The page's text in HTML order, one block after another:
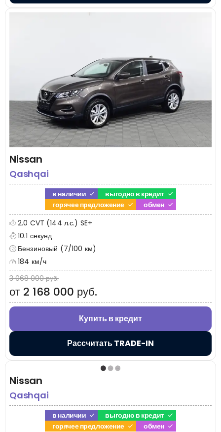
Nissan
Qashqai
в наличии
выгодно в кредит
горячее предложение
обмен
2.0 CVT (144 л.с.) SE+
10.1 секунд
Бензиновый (7/100 км)
184 км/ч
3 068 000 руб.
от 2 168 000 руб.
Купить в кредит
Рассчитать TRADE-IN
Nissan
Qashqai
в наличии
выгодно в кредит
горячее предложение
обмен